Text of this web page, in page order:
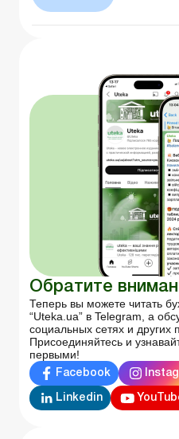
Обратите
Теперь вы можете читать
“Uteka.ua” в Telegram, а
социальных сетях и других
Присоединяйтесь и
первыми!
Facebook
Linkedin